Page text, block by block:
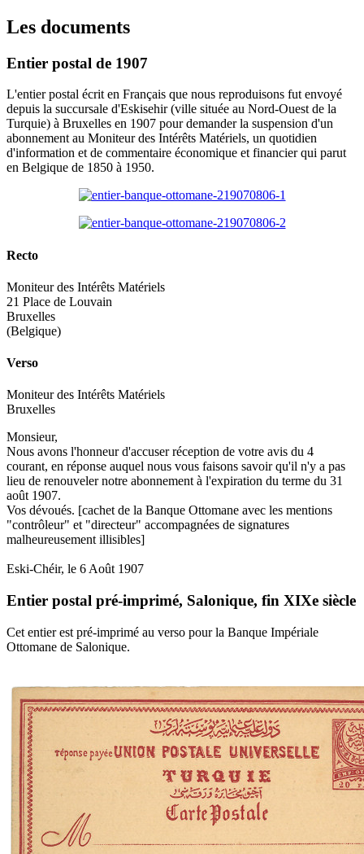
Les documents
Entier postal de 1907
L'entier postal écrit en Français que nous reproduisons fut envoyé
depuis la succursale d'Eskisehir (ville située au Nord-Ouest de la
Turquie) à Bruxelles en 1907 pour demander la suspension d'un
abonnement au Moniteur des Intérêts Matériels, un quotidien
d'information et de commentaire économique et financier qui parut
en Belgique de 1850 à 1950.
Recto
Moniteur des Intérêts Matériels
21 Place de Louvain
Bruxelles
(Belgique)
Verso
Moniteur des Intérêts Matériels
Bruxelles
Monsieur,
Nous avons l'honneur d'accuser réception de votre avis du 4
courant, en réponse auquel nous vous faisons savoir qu'il n'y a pas
lieu de renouveler notre abonnement à l'expiration du terme du 31
août 1907.
Vos dévoués. [cachet de la Banque Ottomane avec les mentions
"contrôleur" et "directeur" accompagnées de signatures
malheureusement illisibles]
Eski-Chéir, le 6 Août 1907
Entier postal pré-imprimé, Salonique, fin XIXe siècle
Cet entier est pré-imprimé au verso pour la Banque Impériale
Ottomane de Salonique.